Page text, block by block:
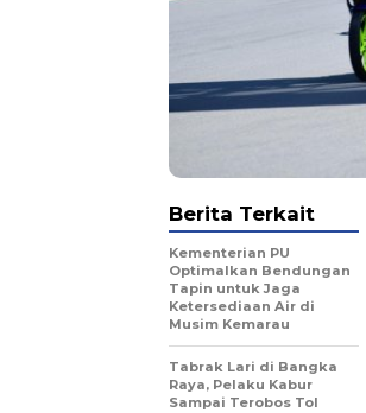
Berita Terkait
Kementerian PU
Optimalkan Bendungan
Tapin untuk Jaga
Ketersediaan Air di
Musim Kemarau
Tabrak Lari di Bangka
Raya, Pelaku Kabur
Sampai Terobos Tol